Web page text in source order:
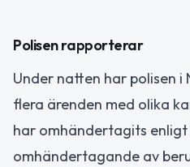
Polisen rapporterar
Under natten har polisen
flera ärenden med olika
har omhändertagits enligt
omhändertagande av